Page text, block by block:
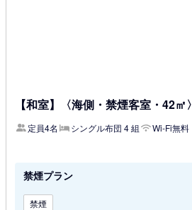
【和室】〈海側・禁煙客室・42㎡〉
定員4名 シングル布団 4 組
Wi-Fi無料
禁煙プラン
禁煙